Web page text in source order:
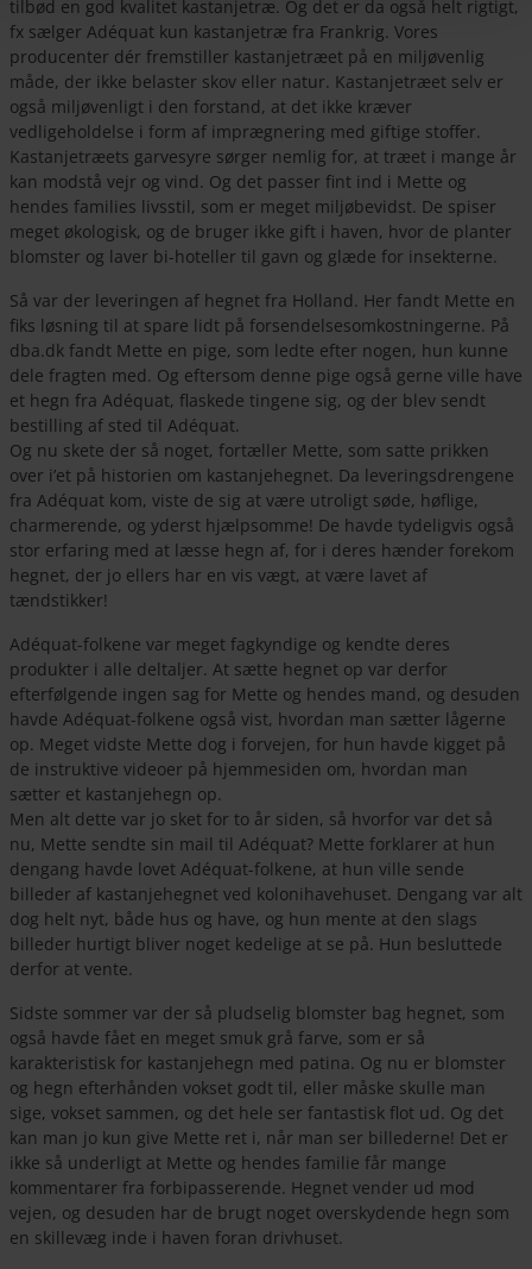
tilbød en god kvalitet kastanjetræ. Og det er da også helt rigtigt,
fx sælger Adéquat kun kastanjetræ fra Frankrig. Vores
producenter dér fremstiller kastanjetræet på en miljøvenlig
måde, der ikke belaster skov eller natur. Kastanjetræet selv er
også miljøvenligt i den forstand, at det ikke kræver
vedligeholdelse i form af imprægnering med giftige stoffer.
Kastanjetræets garvesyre sørger nemlig for, at træet i mange år
kan modstå vejr og vind. Og det passer fint ind i Mette og
hendes families livsstil, som er meget miljøbevidst. De spiser
meget økologisk, og de bruger ikke gift i haven, hvor de planter
blomster og laver bi-hoteller til gavn og glæde for insekterne.
Så var der leveringen af hegnet fra Holland. Her fandt Mette en
fiks løsning til at spare lidt på forsendelsesomkostningerne. På
dba.dk fandt Mette en pige, som ledte efter nogen, hun kunne
dele fragten med. Og eftersom denne pige også gerne ville have
et hegn fra Adéquat, flaskede tingene sig, og der blev sendt
bestilling af sted til Adéquat.
Og nu skete der så noget, fortæller Mette, som satte prikken
over i’et på historien om kastanjehegnet. Da leveringsdrengene
fra Adéquat kom, viste de sig at være utroligt søde, høflige,
charmerende, og yderst hjælpsomme! De havde tydeligvis også
stor erfaring med at læsse hegn af, for i deres hænder forekom
hegnet, der jo ellers har en vis vægt, at være lavet af
tændstikker!
Adéquat-folkene var meget fagkyndige og kendte deres
produkter i alle deltaljer. At sætte hegnet op var derfor
efterfølgende ingen sag for Mette og hendes mand, og desuden
havde Adéquat-folkene også vist, hvordan man sætter lågerne
op. Meget vidste Mette dog i forvejen, for hun havde kigget på
de instruktive videoer på hjemmesiden om, hvordan man
sætter et kastanjehegn op.
Men alt dette var jo sket for to år siden, så hvorfor var det så
nu, Mette sendte sin mail til Adéquat? Mette forklarer at hun
dengang havde lovet Adéquat-folkene, at hun ville sende
billeder af kastanjehegnet ved kolonihavehuset. Dengang var alt
dog helt nyt, både hus og have, og hun mente at den slags
billeder hurtigt bliver noget kedelige at se på. Hun besluttede
derfor at vente.
Sidste sommer var der så pludselig blomster bag hegnet, som
også havde fået en meget smuk grå farve, som er så
karakteristisk for kastanjehegn med patina. Og nu er blomster
og hegn efterhånden vokset godt til, eller måske skulle man
sige, vokset sammen, og det hele ser fantastisk flot ud. Og det
kan man jo kun give Mette ret i, når man ser billederne! Det er
ikke så underligt at Mette og hendes familie får mange
kommentarer fra forbipasserende. Hegnet vender ud mod
vejen, og desuden har de brugt noget overskydende hegn som
en skillevæg inde i haven foran drivhuset.